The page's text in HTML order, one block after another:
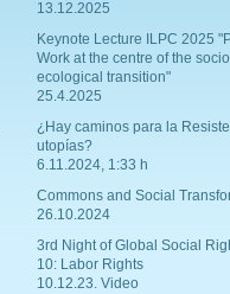
13.12.2025
Keynote Lecture ILPC 2025
Work at the centre of the
ecological transition"
25.4.2025
¿Hay caminos para la
utopías?
6.11.2024, 1:33 h
Commons and Social
26.10.2024
3rd Night of Global Social
10: Labor Rights
10.12.23. Video